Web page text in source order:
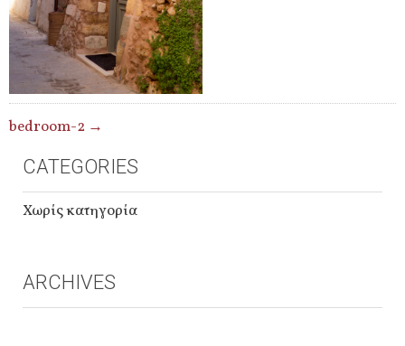
POST
NAVIGATION
bedroom-2 →
CATEGORIES
Χωρίς κατηγορία
ARCHIVES